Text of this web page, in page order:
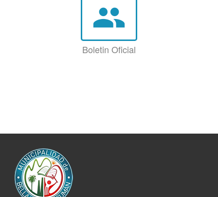
group
Boletin Oficial